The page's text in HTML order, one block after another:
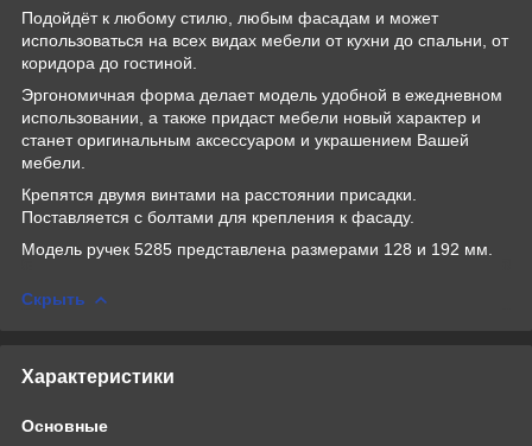
Подойдёт к любому стилю, любым фасадам и может
использоваться на всех видах мебели от кухни до спальни, от
коридора до гостиной.
Эргономичная форма делает модель удобной в ежедневном
использовании, а также придаст мебели новый характер и
станет оригинальным аксессуаром и украшением Вашей
мебели.
Крепятся двумя винтами на расстоянии присадки.
Поставляется с болтами для крепления к фасаду.
Модель ручек 5285 представлена размерами 128 и 192 мм.
Скрыть
Характеристики
Основные